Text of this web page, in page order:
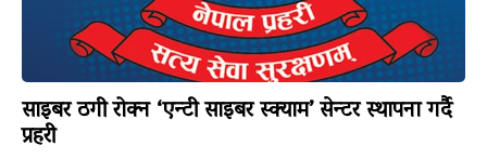
साइबर ठगी रोक्न ‘एन्टी साइबर स्क्याम’ सेन्टर स्थापना गर्दै
प्रहरी